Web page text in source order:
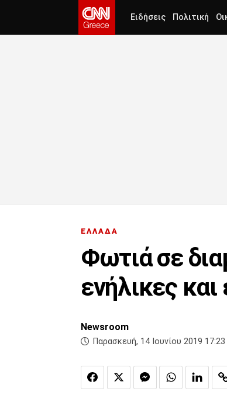
Ειδήσεις Πολιτική
ΕΛΛΑΔΑ
Φωτιά σε
ενήλικες και
Newsroom
Παρασκευή, 14 Ιουνίου 2019 17:23